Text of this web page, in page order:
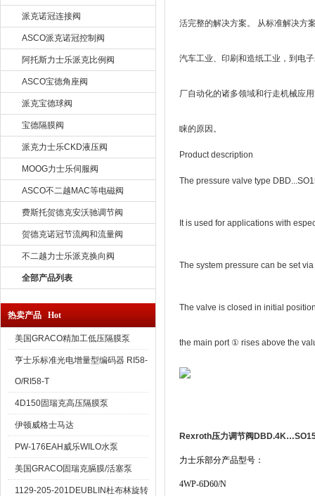
派克诺冠连接阀
ASCO派克诺冠控制阀
阿托斯力士乐派克比例阀
ASCO宝德角座阀
派克宝德球阀
宝德隔膜阀
派克力士乐CKD液压阀
MOOG力士乐伺服阀
ASCO不二越MAC等电磁阀
费斯托贺德克安沃驰调节阀
贺德克诺冠节流阀和流量阀
不二越力士乐派克换向阀
全部产品列表
热卖产品 Hot
美国GRACO精加工低压隔膜泵
亨士乐标准光电增量型编码器 RI58-
O/RI58-T
4D150固瑞克高压隔膜泵
伊顿威格士马达
PW-176EAH威乐WILO水泵
美国GRACO固瑞克膈膜/活塞泵
1129-205-201DEUBLIN杜布林旋转
活完整的解决方案。 从标准解决方
汽车工业、印刷和造纸工业，到电
厂自动化的诸多领域和行走机械应
睐的原因。
Product description
The pressure valve type
It is used for applications with
The system pressure can be set
The valve is closed in initial
the main port ① rises above the
Rexroth压力调节阀
力士乐部分产品型号：
4WP-6D60/N